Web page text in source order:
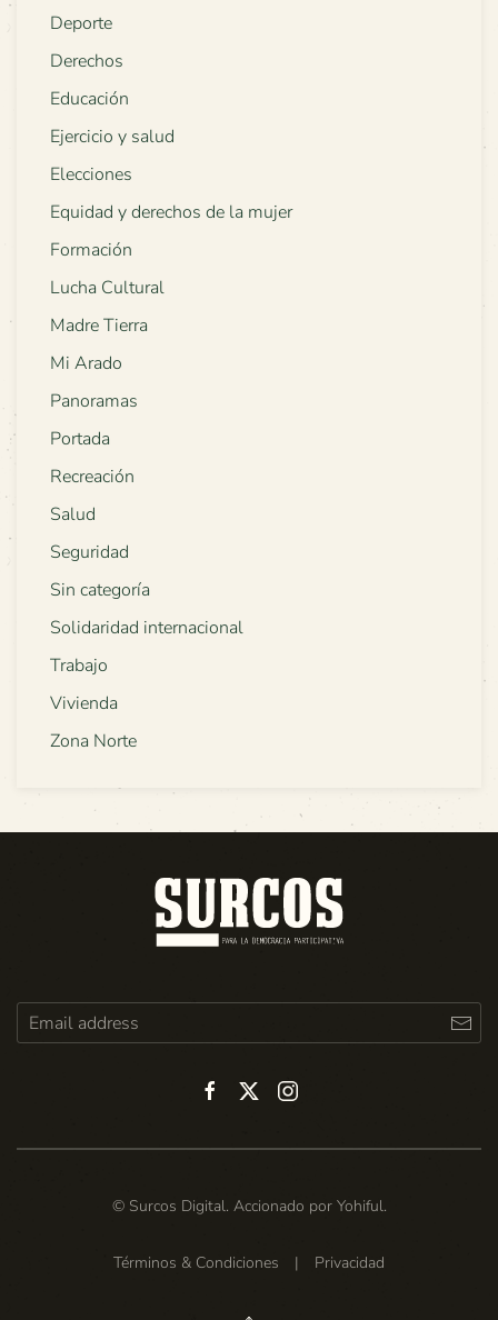
Deporte
Derechos
Educación
Ejercicio y salud
Elecciones
Equidad y derechos de la mujer
Formación
Lucha Cultural
Madre Tierra
Mi Arado
Panoramas
Portada
Recreación
Salud
Seguridad
Sin categoría
Solidaridad internacional
Trabajo
Vivienda
Zona Norte
© Surcos Digital. Accionado por Yohiful.
Términos & Condiciones | Privacidad